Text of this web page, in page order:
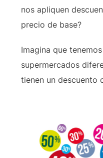
nos apliquen
precio de base?
Imagina que
supermercados
tienen un descuento